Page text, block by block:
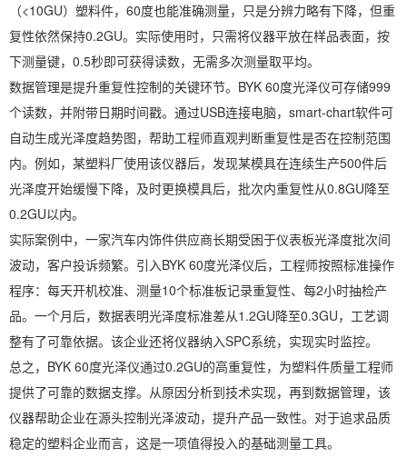
（<10GU）塑料件，60度也能准确测量，只是分辨力略有下降，但重
复性依然保持0.2GU。实际使用时，只需将仪器平放在样品表面，按
下测量键，0.5秒即可获得读数，无需多次测量取平均。
数据管理是提升重复性控制的关键环节。BYK 60度光泽仪可存储999
个读数，并附带日期时间戳。通过USB连接电脑，smart-chart软件可
自动生成光泽度趋势图，帮助工程师直观判断重复性是否在控制范围
内。例如，某塑料厂使用该仪器后，发现某模具在连续生产500件后
光泽度开始缓慢下降，及时更换模具后，批次内重复性从0.8GU降至
0.2GU以内。
实际案例中，一家汽车内饰件供应商长期受困于仪表板光泽度批次间
波动，客户投诉频繁。引入BYK 60度光泽仪后，工程师按照标准操作
程序：每天开机校准、测量10个标准板记录重复性、每2小时抽检产
品。一个月后，数据表明光泽度标准差从1.2GU降至0.3GU，工艺调
整有了可靠依据。该企业还将仪器纳入SPC系统，实现实时监控。
总之，BYK 60度光泽仪通过0.2GU的高重复性，为塑料件质量工程师
提供了可靠的数据支撑。从原因分析到技术实现，再到数据管理，该
仪器帮助企业在源头控制光泽波动，提升产品一致性。对于追求品质
稳定的塑料企业而言，这是一项值得投入的基础测量工具。